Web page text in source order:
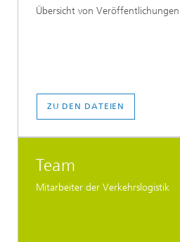
Übersicht von
ZU DEN DATEIEN
Team
Mitarbeiter der Verkehrslogistik